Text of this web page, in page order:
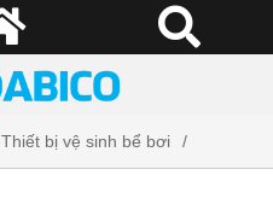
Thiết bị vệ sinh bể bơi